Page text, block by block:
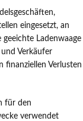
eingesetzt, an
Ladenwaage
Verkäufer
finanziellen Verlusten
für den
verwendet